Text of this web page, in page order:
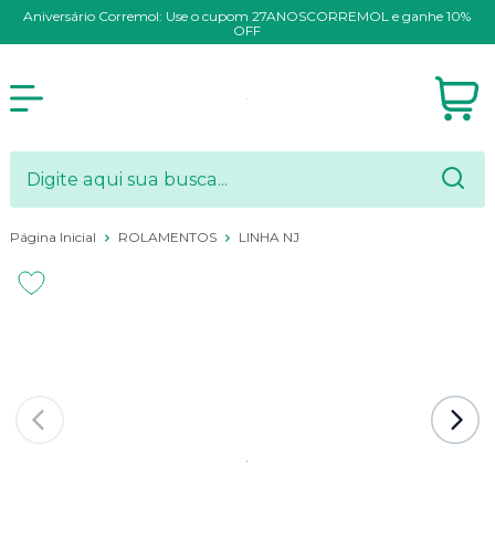
Aniversário Corremol: Use o cupom 27ANOSCORREMOL e ganhe 10%
OFF
Página Inicial ROLAMENTOS LINHA NJ